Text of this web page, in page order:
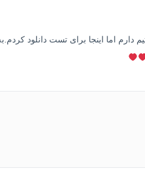
دارم اما اینجا برای تست دانلود